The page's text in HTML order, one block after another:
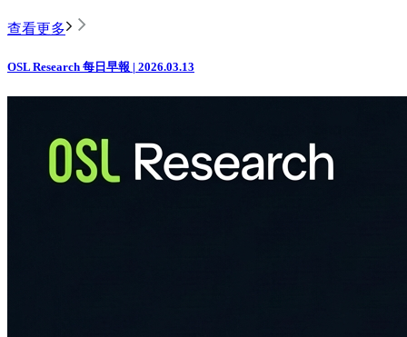
查看更多
OSL Research 每日早報 | 2026.03.13